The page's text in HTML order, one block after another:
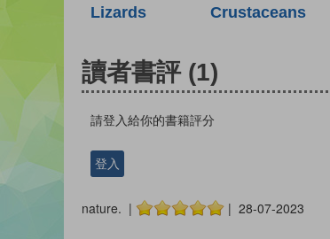
Lizards
Crustaceans
讀者書評 (1)
請登入給你的書籍評分
登入
nature. | | 28-07-2023